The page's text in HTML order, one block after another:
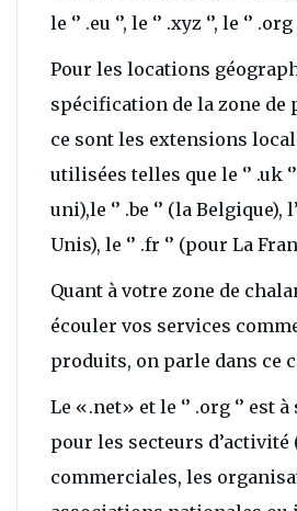
le ‘’ .eu ‘’, le ‘’ .xyz ‘’, le ‘’ .org
Pour les locations
spécification de la zone de
ce sont les extensions
utilisées telles que le ‘’ .uk
uni),le ‘’ .be ‘’ (la Belgique),
Unis), le ‘’ .fr ‘’ (pour La
Quant à votre zone de
écouler vos services
produits, on parle dans ce
Le «.net» et le ‘’ .org ‘’ est
pour les secteurs
commerciales, les